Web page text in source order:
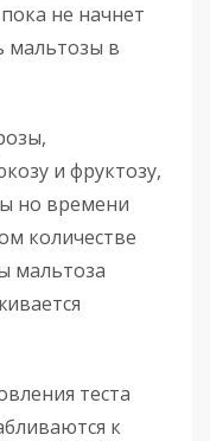
не начнет
мальтозы в
и фруктозу,
но времени
количестве
мальтоза
теста
к